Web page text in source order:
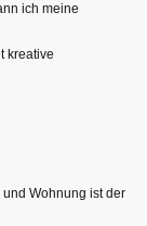
ich meine
kreative
Wohnung ist der